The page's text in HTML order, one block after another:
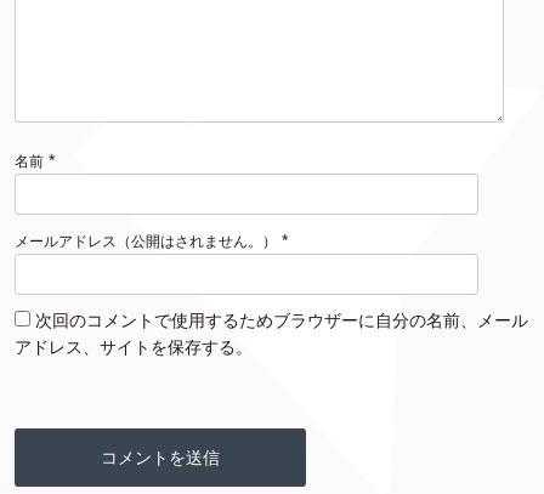
名前 *
メールアドレス（公開はされません。） *
次回のコメントで使用するためブラウザーに自分の名前、メール
アドレス、サイトを保存する。